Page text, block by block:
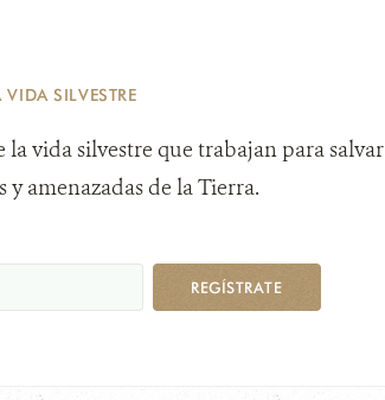
SILVESTRE
vida silvestre que trabajan para salvar
y amenazadas de la Tierra.
REGÍSTRATE